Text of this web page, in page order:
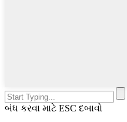
બંધ કરવા માટે ESC દબાવો